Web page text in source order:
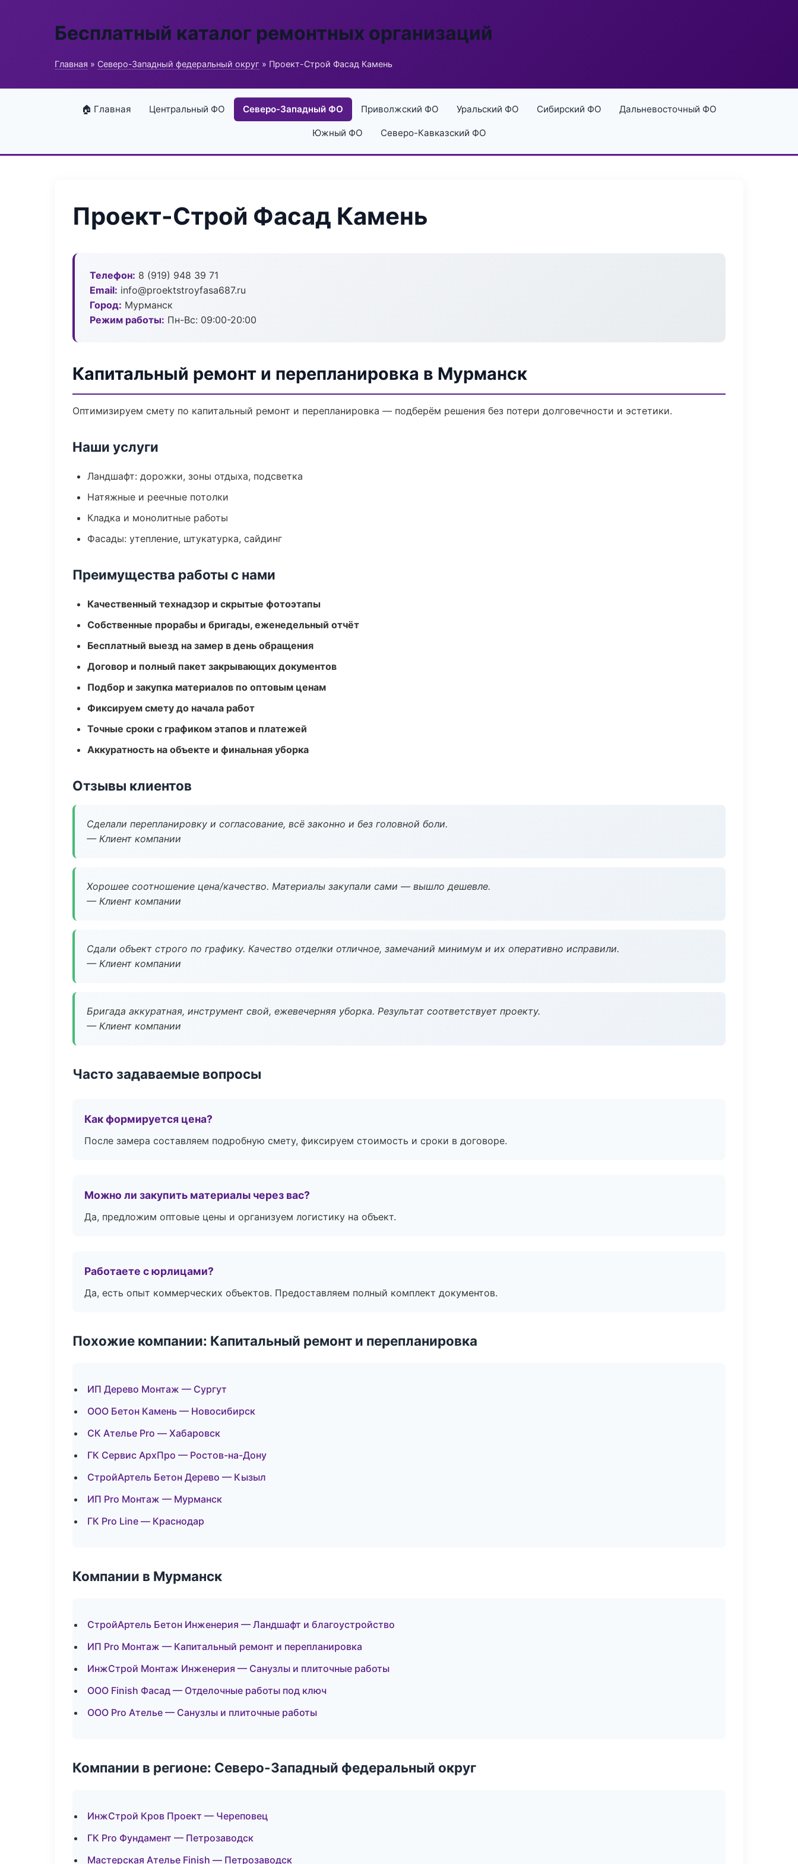
Бесплатный каталог ремонтных организаций
Главная » Северо-Западный федеральный округ » Проект-Строй Фасад Камень
🏠 Главная Центральный ФО Северо-Западный ФО Приволжский ФО Уральский ФО Сибирский ФО Дальневосточный ФО
Южный ФО Северо-Кавказский ФО
Проект-Строй Фасад Камень
Телефон: 8 (919) 948 39 71
Email: info@proektstroyfasa687.ru
Город: Мурманск
Режим работы: Пн-Вс: 09:00-20:00
Капитальный ремонт и перепланировка в Мурманск
Оптимизируем смету по капитальный ремонт и перепланировка — подберём решения без потери долговечности и эстетики.
Наши услуги
Ландшафт: дорожки, зоны отдыха, подсветка
Натяжные и реечные потолки
Кладка и монолитные работы
Фасады: утепление, штукатурка, сайдинг
Преимущества работы с нами
Качественный технадзор и скрытые фотоэтапы
Собственные прорабы и бригады, еженедельный отчёт
Бесплатный выезд на замер в день обращения
Договор и полный пакет закрывающих документов
Подбор и закупка материалов по оптовым ценам
Фиксируем смету до начала работ
Точные сроки с графиком этапов и платежей
Аккуратность на объекте и финальная уборка
Отзывы клиентов
Сделали перепланировку и согласование, всё законно и без головной боли.
— Клиент компании
Хорошее соотношение цена/качество. Материалы закупали сами — вышло дешевле.
— Клиент компании
Сдали объект строго по графику. Качество отделки отличное, замечаний минимум и их оперативно исправили.
— Клиент компании
Бригада аккуратная, инструмент свой, ежевечерняя уборка. Результат соответствует проекту.
— Клиент компании
Часто задаваемые вопросы
Как формируется цена?
После замера составляем подробную смету, фиксируем стоимость и сроки в договоре.
Можно ли закупить материалы через вас?
Да, предложим оптовые цены и организуем логистику на объект.
Работаете с юрлицами?
Да, есть опыт коммерческих объектов. Предоставляем полный комплект документов.
Похожие компании: Капитальный ремонт и перепланировка
ИП Дерево Монтаж — Сургут
ООО Бетон Камень — Новосибирск
СК Ателье Pro — Хабаровск
ГК Сервис АрхПро — Ростов-на-Дону
СтройАртель Бетон Дерево — Кызыл
ИП Pro Монтаж — Мурманск
ГК Pro Line — Краснодар
Компании в Мурманск
СтройАртель Бетон Инженерия — Ландшафт и благоустройство
ИП Pro Монтаж — Капитальный ремонт и перепланировка
ИнжСтрой Монтаж Инженерия — Санузлы и плиточные работы
ООО Finish Фасад — Отделочные работы под ключ
ООО Pro Ателье — Санузлы и плиточные работы
Компании в регионе: Северо-Западный федеральный округ
ИнжСтрой Кров Проект — Череповец
ГК Pro Фундамент — Петрозаводск
Мастерская Ателье Finish — Петрозаводск